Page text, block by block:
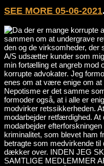
SEE MORE 05-06-2021.